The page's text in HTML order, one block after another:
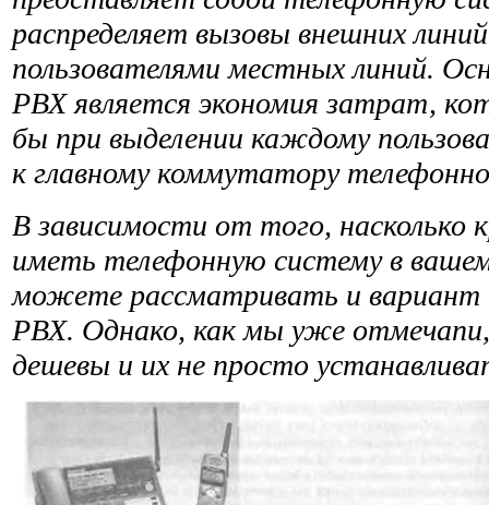
распределяет вызовы внешних
пользователями местных линий.
РВХ является экономия затрат,
бы при выде­лении каждому
к главному коммута­тору
В зависимости от того, насколько
иметь телефон­ную систему в
можете рассматривать и вари­ант
РВХ. Однако, как мы уже
дешевы и их не просто